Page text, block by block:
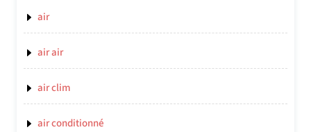
air
air air
air clim
air conditionné